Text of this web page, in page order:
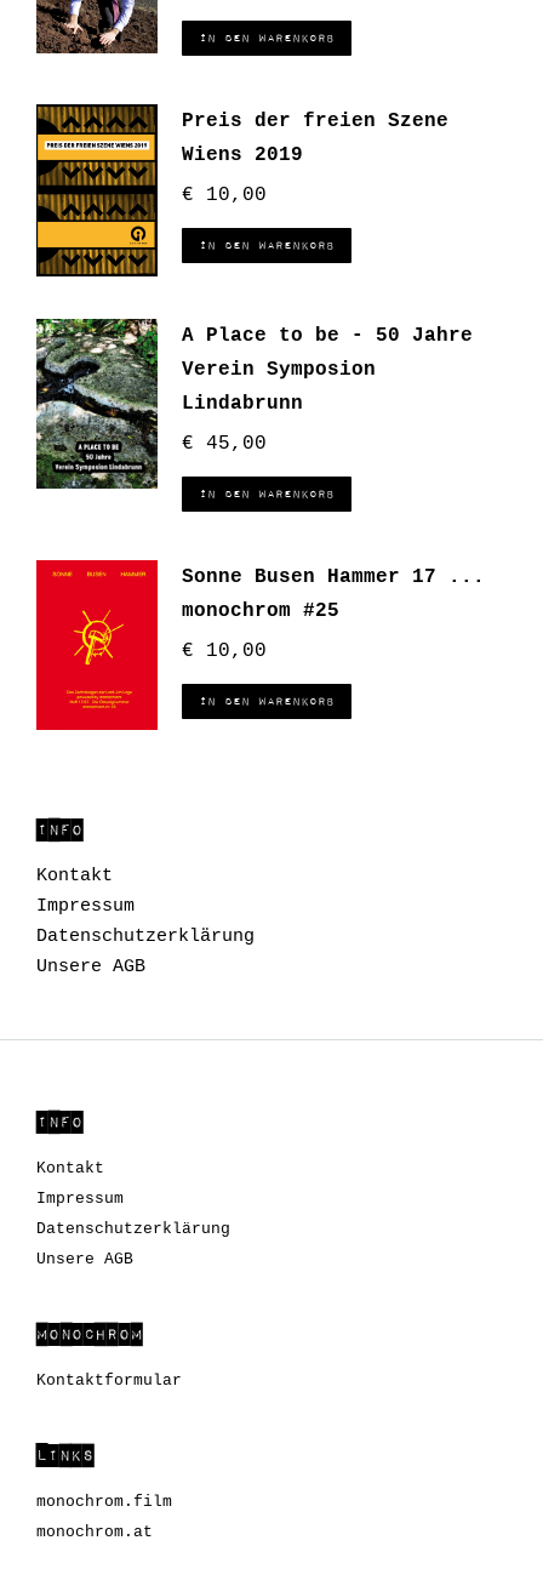
In den Warenkorb
Preis der freien Szene
Wiens 2019
€ 10,00
In den Warenkorb
A Place to be - 50 Jahre
Verein Symposion
Lindabrunn
€ 45,00
In den Warenkorb
Sonne Busen Hammer 17 ...
monochrom #25
€ 10,00
In den Warenkorb
INFO
Kontakt
Impressum
Datenschutzerklärung
Unsere AGB
INFO
Kontakt
Impressum
Datenschutzerklärung
Unsere AGB
MONOCHROM
Kontaktformular
LINKS
monochrom.film
monochrom.at